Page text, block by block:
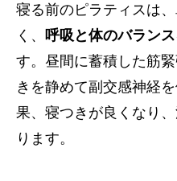
寝る前のピラティスは
く、 呼吸と体のバラン
す。昼間に蓄積した筋
きを静めて副交感神経
果、寝つきが良くなり
ります。